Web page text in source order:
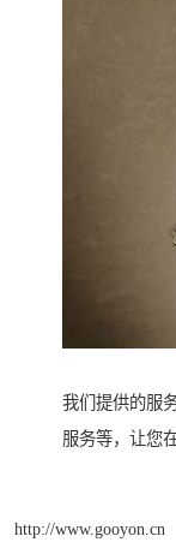
我们提供的服
服务等，让您
http://www.gooyon.cn